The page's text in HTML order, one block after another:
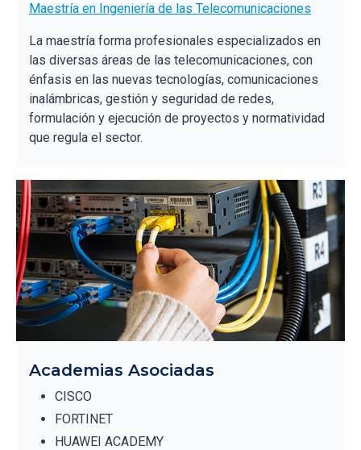
Maestría en Ingeniería de las Telecomunicaciones
La maestría forma profesionales especializados en
las diversas áreas de las telecomunicaciones, con
énfasis en las nuevas tecnologías, comunicaciones
inalámbricas, gestión y seguridad de redes,
formulación y ejecución de proyectos y normatividad
que regula el sector.
Academias Asociadas
CISCO
FORTINET
HUAWEI ACADEMY